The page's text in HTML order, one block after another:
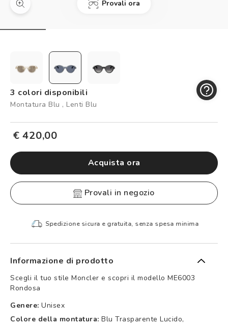
Prenota un test della vista gratuito
Controllo visivo
Carta fedeltà
Provali ora
3 colori disponibili
Montatura Blu , Lenti Blu
€ 420,00
Acquista ora
provali in negozio
Spedizione sicura e gratuita, senza spesa minima
Informazione di prodotto
Scegli il tuo stile Moncler e scopri il modello ME6003
Rondosa
Genere: Unisex
Colore della montatura: Blu Trasparente Lucido,